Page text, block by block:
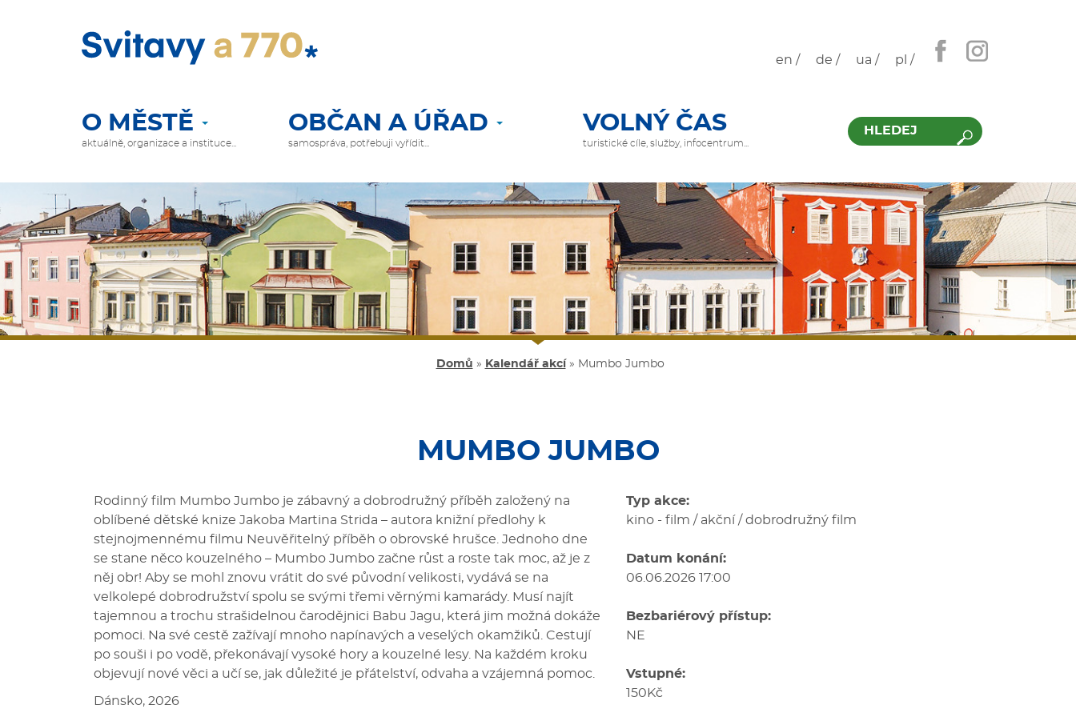
en / de / ua / pl /
HLAVNÍ
NAVIGACE
O MĚSTĚ OBČAN A ÚŘAD VOLNÝ ČAS Hledat
Domů » Kalendář akcí » Mumbo Jumbo
MUMBO JUMBO
Rodinný film Mumbo Jumbo je zábavný a dobrodružný příběh založený na
oblíbené dětské knize Jakoba Martina Strida – autora knižní předlohy k
stejnojmennému filmu Neuvěřitelný příběh o obrovské hrušce. Jednoho dne
se stane něco kouzelného – Mumbo Jumbo začne růst a roste tak moc, až je z
něj obr! Aby se mohl znovu vrátit do své původní velikosti, vydává se na
velkolepé dobrodružství spolu se svými třemi věrnými kamarády. Musí najít
tajemnou a trochu strašidelnou čarodějnici Babu Jagu, která jim možná dokáže
pomoci. Na své cestě zažívají mnoho napínavých a veselých okamžiků. Cestují
po souši i po vodě, překonávají vysoké hory a kouzelné lesy. Na každém kroku
objevují nové věci a učí se, jak důležité je přátelství, odvaha a vzájemná pomoc.
Dánsko, 2026
Typ akce:
kino - film / akční / dobrodružný film
Datum konání:
06.06.2026 17:00
Bezbariérový přístup:
NE
Vstupné:
150Kč